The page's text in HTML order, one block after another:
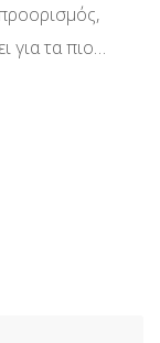
για τα πιο…